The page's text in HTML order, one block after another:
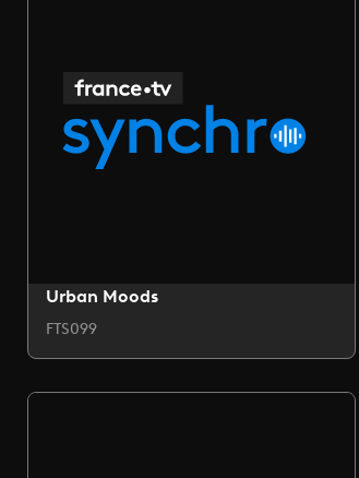
Urban Moods
FTS099